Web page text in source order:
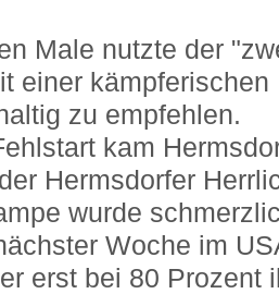
Male nutzte der
einer
zu empfehlen.
kam
Hermsdorfer
wurde
Woche im
erst bei 80 Prozent